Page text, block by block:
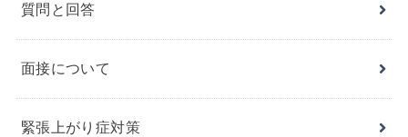
質問と回答
面接について
緊張上がり症対策